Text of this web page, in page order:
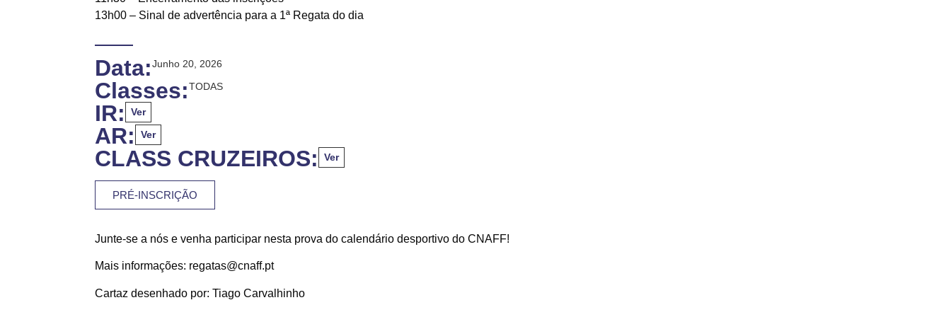
13h00 – Sinal de advertência para a 1ª Regata do dia
Data:Junho 20, 2026
Classes:TODAS
IR: Ver
AR: Ver
CLASS CRUZEIROS: Ver
PRÉ-INSCRIÇÃO
Junte-se a nós e venha participar nesta prova do calendário desportivo do CNAFF!
Mais informações: regatas@cnaff.pt
Cartaz desenhado por: Tiago Carvalhinho